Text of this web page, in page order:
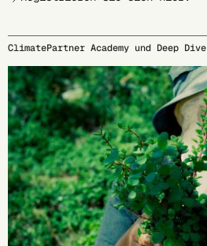
ClimatePartner Academy und Deep Dive
29.09.